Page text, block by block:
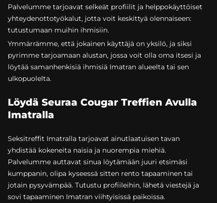
Palvelumme tarjoavat selkeät profiilit ja helppokäyttöiset
yhteydenottotyökalut, jotta voit keskittyä olennaiseen:
tutustumaan muihin ihmisiin.
Ymmärrämme, että jokainen käyttäjä on yksilö, ja siksi
pyrimme tarjoamaan alustan, jossa voit olla oma itsesi ja
löytää samanhenkisiä ihmisiä Imatran alueelta tai sen
ulkopuolelta.
Löydä Seuraa Cougar Treffien Avulla
Imatralla
Seksitreffit Imatralla tarjoavat ainutlaatuisen tavan
yhdistää kokeneita naisia ja nuorempia miehiä.
Palvelumme auttavat sinua löytämään juuri etsimäsi
kumppanin, olipa kyseessä sitten rento tapaaminen tai
jotain pysyvämpää. Tutustu profiileihin, lähetä viestejä ja
sovi tapaaminen Imatran viihtyisissä paikoissa.